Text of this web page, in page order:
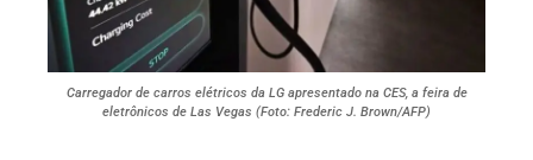
Carregador de carros elétricos da LG apresentado na CES, a feira de
eletrônicos de Las Vegas (Foto: Frederic J. Brown/AFP)